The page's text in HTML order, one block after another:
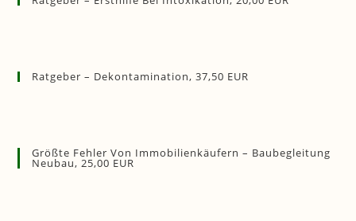
Ratgeber – Dekontamination, 37,50 EUR
Größte Fehler Von Immobilienkäufern – Baubegleitung
Neubau, 25,00 EUR